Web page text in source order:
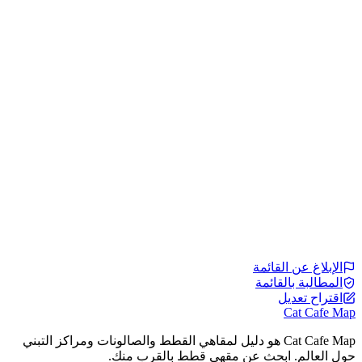
الإبلاغ عن القائمة
المطالبة بالقائمة
اقتراح تعديل
Cat Cafe Map
Cat Cafe Map هو دليل لمقاهي القطط والصالونات ومراكز التبني
حول العالم. ابحث عن مقهى قطط بالقرب منك.